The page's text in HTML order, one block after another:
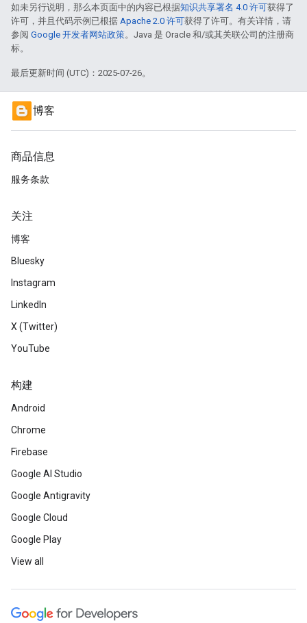
如未另行说明，那么本页面中的内容已根据知识共享署名 4.0 许可获得了
许可，并且代码示例已根据 Apache 2.0 许可获得了许可。有关详情，请
参阅 Google 开发者网站政策。Java 是 Oracle 和/或其关联公司的注册商
标。
最后更新时间 (UTC)：2025-07-26。
博客
商品信息
服务条款
关注
博客
Bluesky
Instagram
LinkedIn
X (Twitter)
YouTube
构建
Android
Chrome
Firebase
Google AI Studio
Google Antigravity
Google Cloud
Google Play
View all